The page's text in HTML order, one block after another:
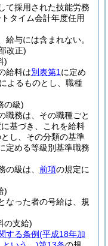
て採用された技能労務
タイム会計年度任用
与には含まれない。
改正)
)
給料は別表第1 に定め
によるものとし、職種
の級)
職務は、その職種ごと
基づき、これを給料
し、その分類の基準
定める等級別基準職務
の級は、 前項の規定に
)
なった者の号給は、規
の支給)
する条例(平成18年加